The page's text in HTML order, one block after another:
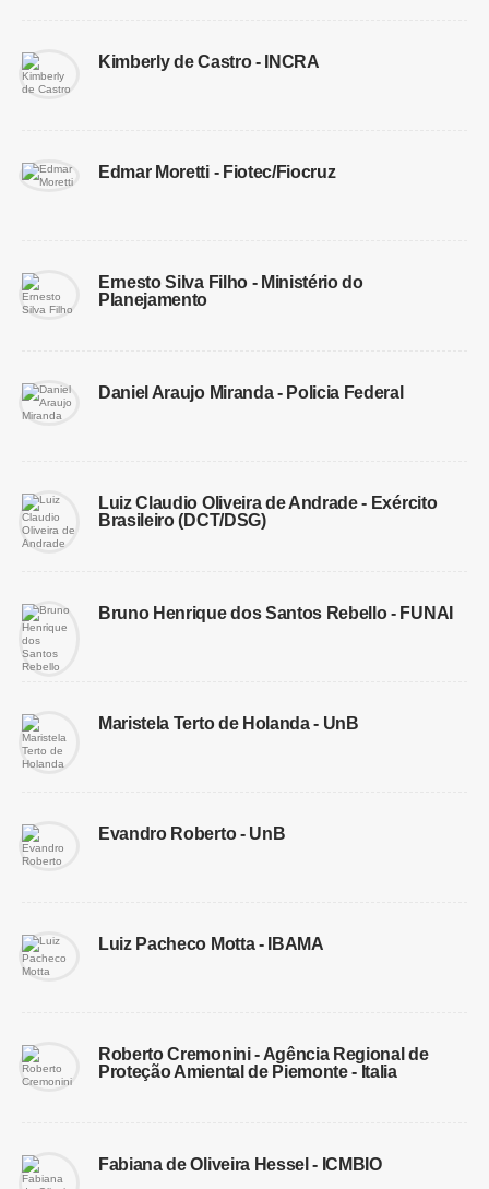
Kimberly de Castro - INCRA
Edmar Moretti - Fiotec/Fiocruz
Ernesto Silva Filho - Ministério do
Planejamento
Daniel Araujo Miranda - Policia Federal
Luiz Claudio Oliveira de Andrade - Exército
Brasileiro (DCT/DSG)
Bruno Henrique dos Santos Rebello - FUNAI
Maristela Terto de Holanda - UnB
Evandro Roberto - UnB
Luiz Pacheco Motta - IBAMA
Roberto Cremonini - Agência Regional de
Proteção Amiental de Piemonte - Italia
Fabiana de Oliveira Hessel - ICMBIO